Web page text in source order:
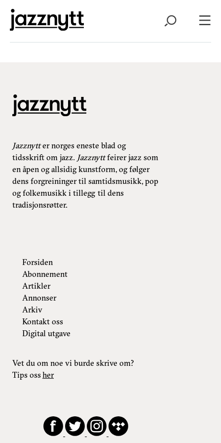
Jazznytter norges eneste blad og
tidsskrift om jazz. Jazznyttfeirer jazz som
en åpen og allsidig kunstform, og følger
dens forgreininger til samtidsmusikk, pop
og folkemusikk i tillegg til dens
tradisjonsrøtter.
Forsiden
Abonnement
Artikler
Annonser
Arkiv
Kontakt oss
Digital utgave
Vet du om noe vi burde skrive om?
Tips ossher